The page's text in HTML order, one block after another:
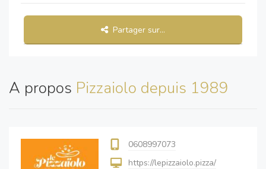
Partager sur...
A propos Pizzaiolo depuis 1989
0608997073
https://lepizzaiolo.pizza/